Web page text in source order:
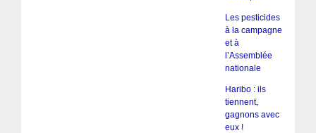
Les pesticides
à la campagne
et à
l’Assemblée
nationale
Haribo : ils
tiennent,
gagnons avec
eux !